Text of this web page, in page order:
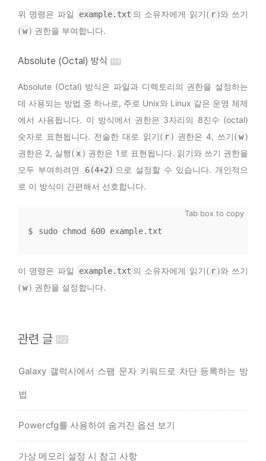
위 명령은 파일 example.txt 의 소유자에게 읽기( r )와 쓰기
( w ) 권한을 부여합니다.
Absolute (Octal) 방식
Absolute (Octal) 방식은 파일과 디렉토리의 권한을 설정하는
데 사용되는 방법 중 하나로, 주로 Unix와 Linux 같은 운영 체제
에서 사용됩니다. 이 방식에서 권한은 3자리의 8진수 (octal)
숫자로 표현됩니다. 전술한 대로 읽기( r ) 권한은 4, 쓰기( w )
권한은 2, 실행( x ) 권한은 1로 표현됩니다. 읽기와 쓰기 권한을
모두 부여하려면
6(4+2) 으로 설정할 수 있습니다. 개인적으
로 이 방식이 간편해서 선호합니다.
sudo chmod 600 example.txt
이 명령은 파일 example.txt 의 소유자에게 읽기( r )와 쓰기
( w ) 권한을 설정합니다.
관련 글
Galaxy 갤럭시에서 스팸 문자 키워드로 차단 등록하는 방
법
Powercfg를 사용하여 숨겨진 옵션 보기
가상 메모리 설정 시 참고 사항